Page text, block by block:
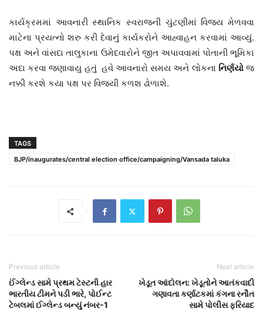
કાર્યક્રમમાં આવનારી સ્થાનિક સ્વરાજની ચુંટણીમાં વિજય મેળવવા
માટેના પ્રયત્નો શરુ કરી દેવાનું કાર્યકરોને આહ્વાહન કરવામાં આવ્યું.
પક્ષ અને વાંસદા તાલુકાના ઉમેદવારોને જીત અપાવવામાં પોતાની ભૂમિકા
અદા કરવા જણાવાયુ હતું હવે આવનારો સમય અને લોકના નિર્ણયોજ
નક્કી કરશે કયા પક્ષ પર વિજયી કળશ ઢોળાશે.
TAGS
BJP/inaugurates/central election office/campaigning/Vansada taluka
Previous article
ઈંગ્લેન્ડ સામે પ્રથમ ટેસ્ટની હાર
ભારતીય ટીમને પડી ભારે, પોઈન્ટ
ટેબલમાં ઈગ્લેન્ડ બન્યું નંબર-1
Next article
ખેડૂત આંદોલન: ખેડૂતોને આતંકવાદી
ગણાવતા કર્ણાટકમાં કંગના રનૌત
સામે પોલીસ ફરિયાદ